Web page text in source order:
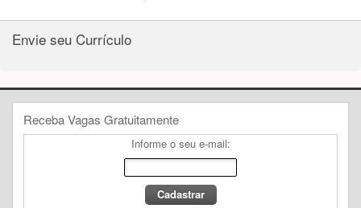
Envie seu Currículo
Receba Vagas Gratuitamente
Informe o seu e-mail: